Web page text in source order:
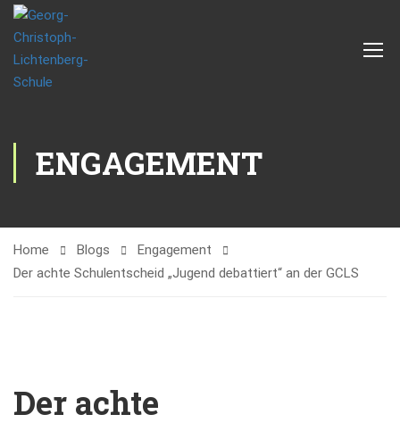
ENGAGEMENT
Home Blogs
Engagement
Der achte Schulentscheid „Jugend debattiert“ an der GCLS
Der achte